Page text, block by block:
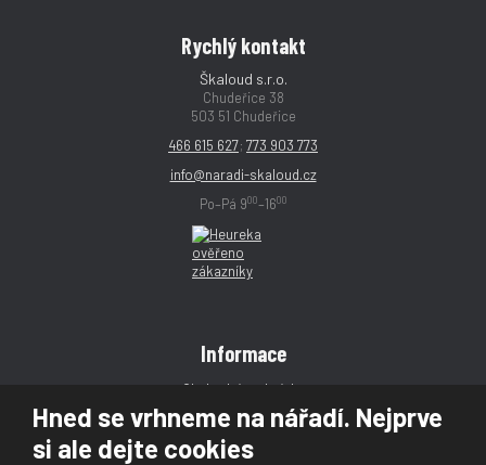
Hned se vrhneme na nářadí. Nejprve
si ale dejte cookies
Rychlý kontakt
Škaloud s.r.o.
Chudeřice 38
503 51 Chudeřice
466 615 627; 773 903 773
info@naradi-skaloud.cz
Po–Pá 900–1600
Informace
Obchodní podmínky
Reklamace
Magazín